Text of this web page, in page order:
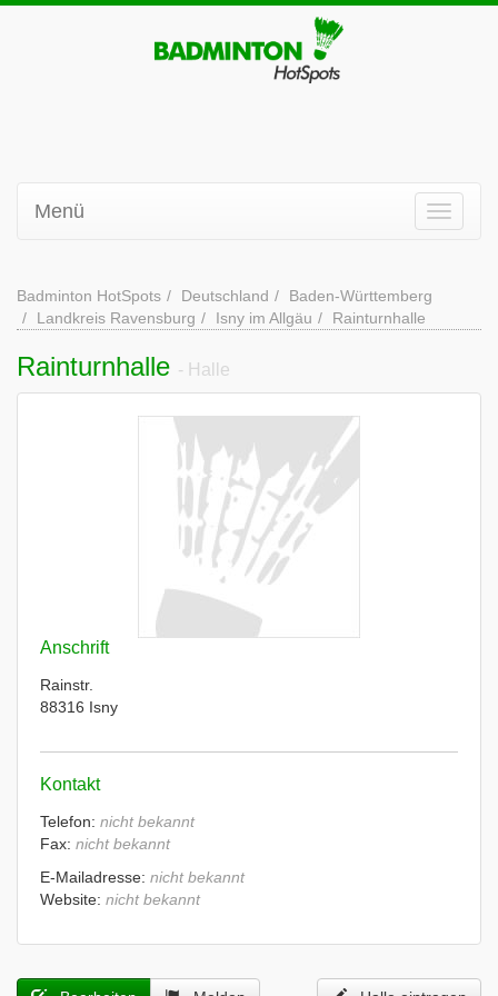
Menü
Badminton HotSpots Deutschland
Baden-Württemberg
Landkreis Ravensburg
Isny im Allgäu Rainturnhalle
Rainturnhalle - Halle
Anschrift
Rainstr.
88316 Isny
Kontakt
Telefon: nicht bekannt
Fax: nicht bekannt
E-Mailadresse: nicht bekannt
Website: nicht bekannt